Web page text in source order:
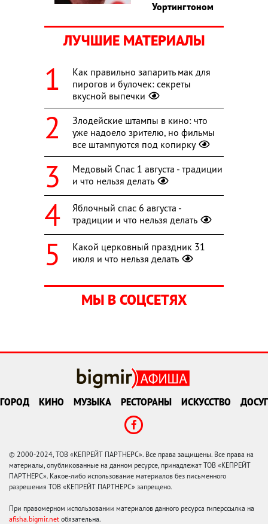
Уортингтоном
ЛУЧШИЕ МАТЕРИАЛЫ
Как правильно запарить мак для
пирогов и булочек: секреты
вкусной выпечки
Злодейские штампы в кино: что
уже надоело зрителю, но фильмы
все штампуются под копирку
Медовый Спас 1 августа - традиции
и что нельзя делать
Яблочный спас 6 августа -
традиции и что нельзя делать
Какой церковный праздник 31
июля и что нельзя делать
МЫ В СОЦСЕТЯХ
ГОРОД КИНО МУЗЫКА РЕСТОРАНЫ ИСКУССТВО ДОСУГ
© 2000-2024, ТОВ «КЕПРЕЙТ ПАРТНЕРС». Все права защищены. Все права на
материалы, опубликованные на данном ресурсе, принадлежат ТОВ «КЕПРЕЙТ
ПАРТНЕРС». Какое-либо использование материалов без письменного
разрешения ТОВ «КЕПРЕЙТ ПАРТНЕРС» запрещено.
При правомерном использовании материалов данного ресурса гиперссылка на
afisha.bigmir.net обязательна.